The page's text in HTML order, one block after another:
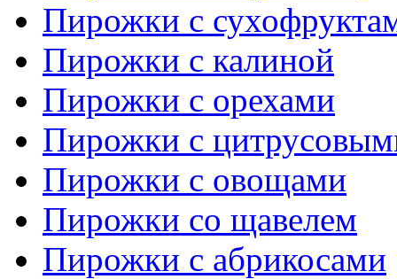
Пирожки с
Пирожки с калиной
Пирожки с орехами
Пирожки с
Пирожки с овощами
Пирожки со щавелем
Пирожки с абрикосами